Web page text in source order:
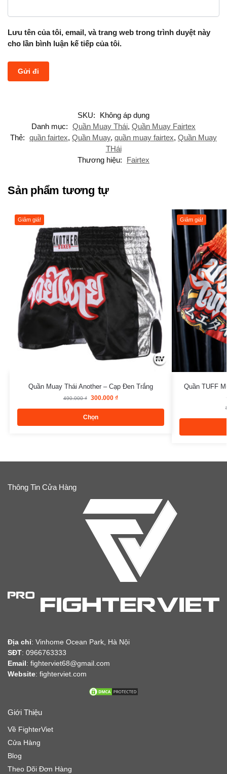
Lưu tên của tôi, email, và trang web trong trình duyệt này
cho lần bình luận kế tiếp của tôi.
SKU:
Không áp dụng
Danh mục: Quần Muay Thái, Quần Muay Fairtex
Thẻ: quần fairtex, Quần Muay, quần muay fairtex, Quần Muay
THái
Thương hiệu:
Fairtex
Sản phẩm tương tự
Giảm giá!
Quần Muay Thái Another – Cạp Đen Trắng
490.000₫ 300.000 ₫
Chọn
Giảm giá!
Quần TUFF
Thông Tin Cửa Hàng
Địa chỉ: Vinhome Ocean Park, Hà Nội
SĐT: 0966763333
Email: fighterviet68@gmail.com
Website: fighterviet.com
Giới Thiệu
Về FighterViet
Cửa Hàng
Blog
Theo Dõi Đơn Hàng